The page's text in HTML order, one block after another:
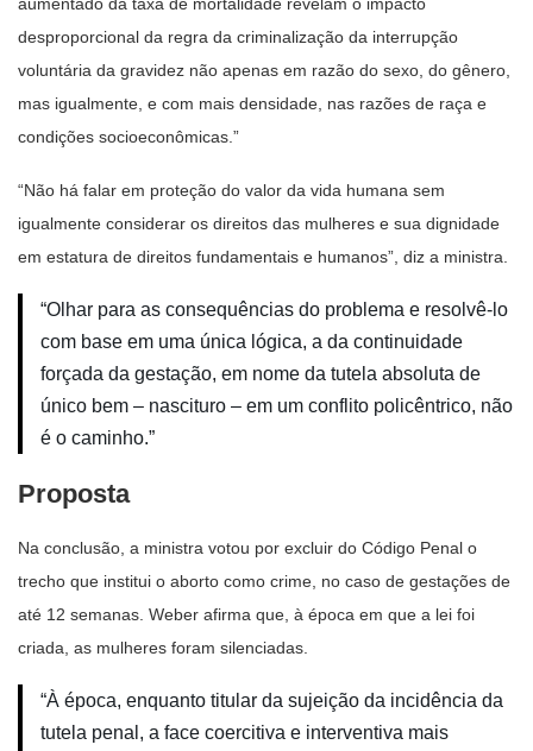
desproporcional da regra da criminalização da interrupção
voluntária da gravidez não apenas em razão do sexo, do gênero,
mas igualmente, e com mais densidade, nas razões de raça e
condições socioeconômicas.”
“Não há falar em proteção do valor da vida humana sem
igualmente considerar os direitos das mulheres e sua dignidade
em estatura de direitos fundamentais e humanos”, diz a ministra.
“Olhar para as consequências do problema e resolvê-lo
com base em uma única lógica, a da continuidade
forçada da gestação, em nome da tutela absoluta de
único bem – nascituro – em um conflito policêntrico, não
é o caminho.”
Proposta
Na conclusão, a ministra votou por excluir do Código Penal o
trecho que institui o aborto como crime, no caso de gestações de
até 12 semanas. Weber afirma que, à época em que a lei foi
criada, as mulheres foram silenciadas.
“À época, enquanto titular da sujeição da incidência da
tutela penal, a face coercitiva e interventiva mais